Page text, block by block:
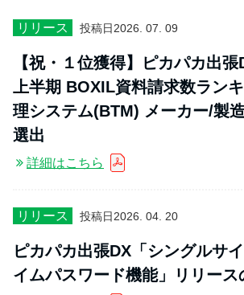
リリース 投稿日2026. 07. 09
【祝・１位獲得】ピカパカ出
上半期 BOXIL資料請求数ラン
理システム(BTM) メーカー/製
選出
詳細はこちら
リリース 投稿日2026. 04. 20
ピカパカ出張DX「シングルサ
イムパスワード機能」リリース